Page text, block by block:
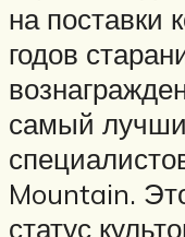
на поставки
годов
самый
Mountain.
статус